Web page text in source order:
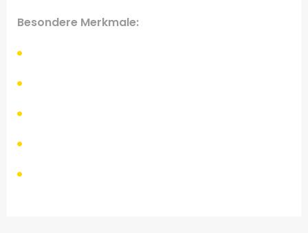
Besondere Merkmale: